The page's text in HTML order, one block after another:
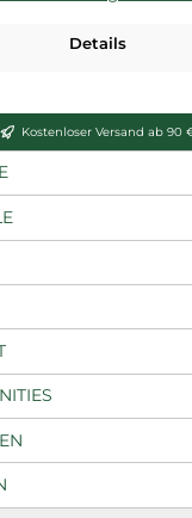
Details
Kostenloser Versand ab 90